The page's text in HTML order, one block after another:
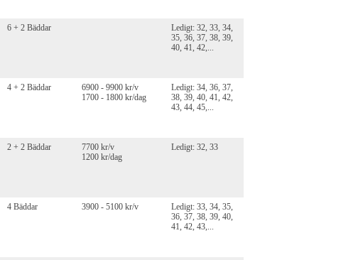
6 + 2 Bäddar
Ledigt: 32, 33, 34,
35, 36, 37, 38, 39,
40, 41, 42,...
4 + 2 Bäddar
6900 - 9900 kr/v
1700 - 1800 kr/dag
Ledigt: 34, 36, 37,
38, 39, 40, 41, 42,
43, 44, 45,...
2 + 2 Bäddar
7700 kr/v
1200 kr/dag
Ledigt: 32, 33
4 Bäddar 3900 - 5100 kr/v
Ledigt: 33, 34, 35,
36, 37, 38, 39, 40,
41, 42, 43,...